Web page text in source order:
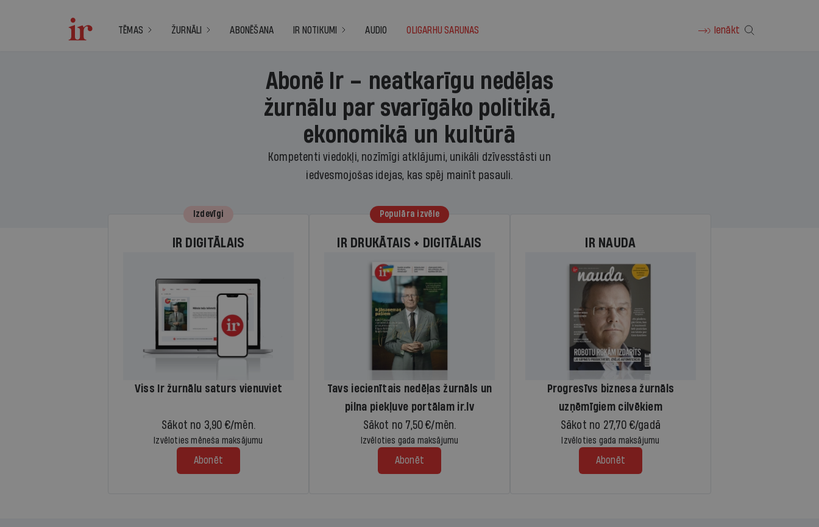
TĒMAS ŽURNĀLI ABONĒŠANA IR NOTIKUMI AUDIO OLIGARHU SARUNAS Ienākt
Abonē Ir – neatkarīgu nedēļas
žurnālu par svarīgāko politikā,
ekonomikā un kultūrā
Kompetenti viedokļi, nozīmīgi atklājumi, unikāli dzīvesstāsti un
iedvesmojošas idejas, kas spēj mainīt pasauli.
Izdevīgi
IR DIGITĀLAIS
Viss Ir žurnālu saturs vienuviet
Sākot no 3,90 €/mēn.
Izvēloties mēneša maksājumu
Abonēt
Populāra izvēle
IR DRUKĀTAIS + DIGITĀLAIS
Tavs iecienītais nedēļas žurnāls un
pilna piekļuve portālam ir.lv
Sākot no 7,50 €/mēn.
Izvēloties gada maksājumu
Abonēt
IR NAUDA
Progresīvs biznesa žurnāls
uzņēmīgiem cilvēkiem
Sākot no 27,70 €/gadā
Izvēloties gada maksājumu
Abonēt